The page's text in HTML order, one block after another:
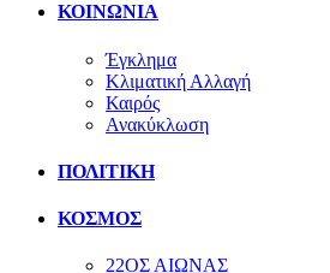
ΚΟΙΝΩΝΙΑ
Έγκλημα
Κλιματική Αλλαγή
Καιρός
Ανακύκλωση
ΠΟΛΙΤΙΚΗ
ΚΟΣΜΟΣ
22ΟΣ ΑΙΩΝΑΣ